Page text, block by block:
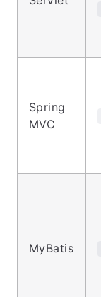
Spring
MVC
MyBatis